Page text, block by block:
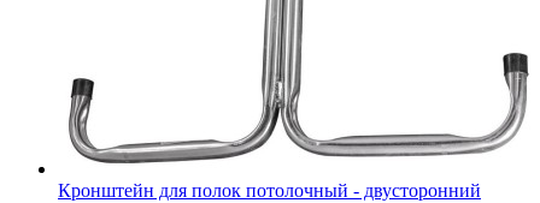
Кронштейн для полок потолочный - двусторонний